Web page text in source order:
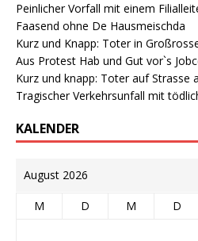
Peinlicher Vorfall mit einem
Faasend ohne De Hausmeischda
Kurz und Knapp: Toter in
Aus Protest Hab und Gut vor`s
Kurz und knapp: Toter auf Strasse
Tragischer Verkehrsunfall mit
KALENDER
August 2026
M D M D